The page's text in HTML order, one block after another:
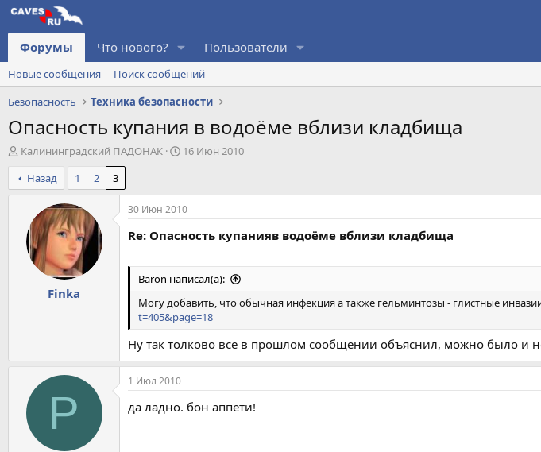
Форумы Что нового? Пользователи
Новые сообщения
Поиск сообщений
Безопасность
Техника безопасности
Опасность купания в водоёме вблизи кладбища
А
т
о
м
Калининградский ПАДОНАК
Д
а
н
а
ч
л
а
16 Июн 2010
Назад
1 2 3
Finka
30 Июн 2010
Re: Опасность купанияв водоёме вблизи кладбища
Baron написал(а):
Могу добавить, что обычная инфекция а также гельминтозы - глистные
t=405&page=18
Ну так толково все в прошлом сообщении объяснил, можно было и
P
1 Июл 2010
да ладно. бон аппети!